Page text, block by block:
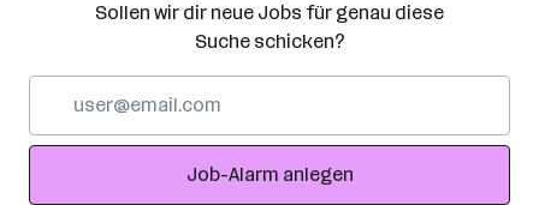
Sollen wir dir neue Jobs für genau diese
Suche schicken?
Adresse
Job-Alarm anlegen